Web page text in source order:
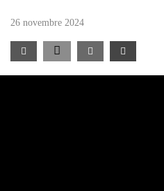
26 novembre 2024